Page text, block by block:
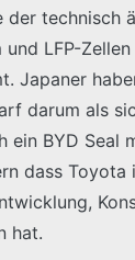
der technisch
LFP-
Japaner
darum als
ein BYD Seal
dass Toyota
hat.